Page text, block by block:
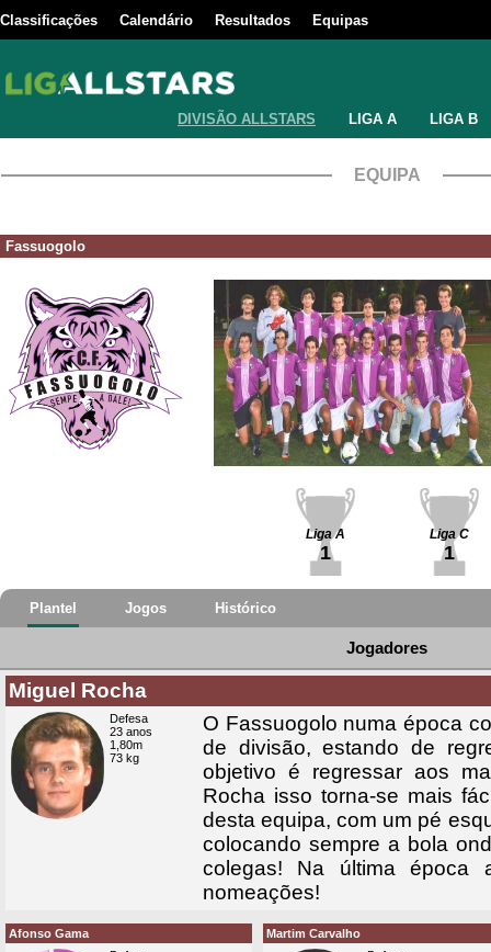
Classificações Calendário Resultados Equipas
DIVISÃO ALLSTARS LIGA A LIGA B
EQUIPA
Fassuogolo
Liga A
1
Liga C
1
Plantel Jogos Histórico
Jogadores
Miguel Rocha
Defesa
23 anos
1,80m
73 kg
O Fassuogolo numa época
de divisão, estando de
objetivo é regressar aos
Rocha isso torna-se mais
desta equipa, com um pé
colocando sempre a bola
colegas! Na última
nomeações!
Afonso Gama
Martim Carvalho